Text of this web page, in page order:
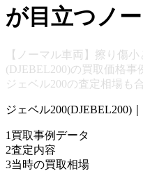
が目立つノ
【ノーマル車両】擦り傷
(DJEBEL200)の買取価格事
ジェベル200の査定相場も
ジェベル200(DJEBEL200)
1 買取事例データ
2査定内容
3当時の買取相場